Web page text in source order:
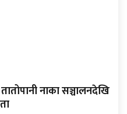
नाका सञ्चालनदेखि